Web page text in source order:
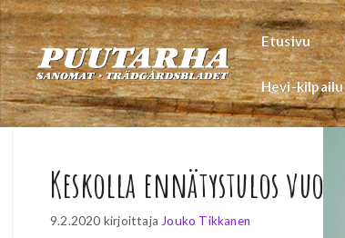
Siirry
sisältöön
Etusivu
Hevi-kilpailu
Keskolla ennätystulos
9.2.2020 kirjoittaja Jouko Tikkanen